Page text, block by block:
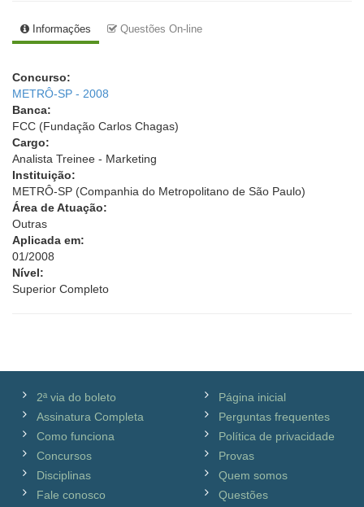
Informações Questões On-line
Concurso:
METRÔ-SP - 2008
Banca:
FCC (Fundação Carlos Chagas)
Cargo:
Analista Treinee - Marketing
Instituição:
METRÔ-SP (Companhia do Metropolitano de São Paulo)
Área de Atuação:
Outras
Aplicada em:
01/2008
Nível:
Superior Completo
2ª via do boleto
Assinatura Completa
Como funciona
Concursos
Disciplinas
Fale conosco
Página inicial
Perguntas frequentes
Política de privacidade
Provas
Quem somos
Questões